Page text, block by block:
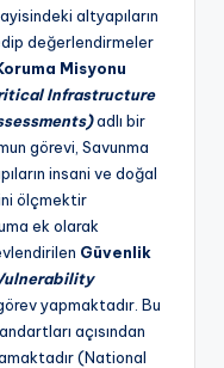
altyapıların
değerlendirmeler
Misyonu
Infrastructure
adlı bir
görevi, Savunma
insani ve doğal
ölçmektir
ek olarak
Güvenlik
yapmaktadır. Bu
açısından
(National